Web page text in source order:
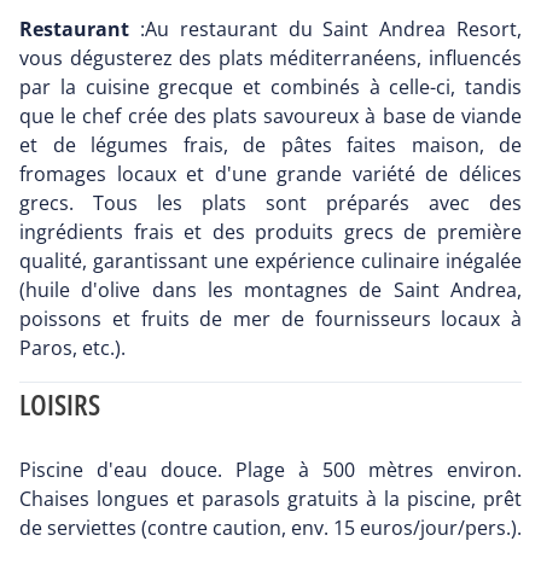
Restaurant :Au restaurant du Saint Andrea Resort,
vous dégusterez des plats méditerranéens, influencés
par la cuisine grecque et combinés à celle-ci, tandis
que le chef crée des plats savoureux à base de viande
et de légumes frais, de pâtes faites maison, de
fromages locaux et d'une grande variété de délices
grecs. Tous les plats sont préparés avec des
ingrédients frais et des produits grecs de première
qualité, garantissant une expérience culinaire inégalée
(huile d'olive dans les montagnes de Saint Andrea,
poissons et fruits de mer de fournisseurs locaux à
Paros, etc.).
LOISIRS
Piscine d'eau douce. Plage à 500 mètres environ.
Chaises longues et parasols gratuits à la piscine, prêt
de serviettes (contre caution, env. 15 euros/jour/pers.).